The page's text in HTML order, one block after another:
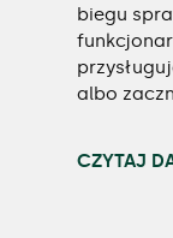
biegu
albo
CZYTAJ